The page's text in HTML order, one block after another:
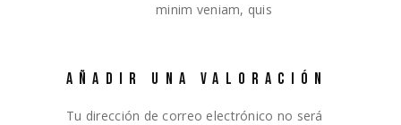
minim veniam, quis
AÑADIR UNA VALORACIÓN
Tu dirección de correo electrónico no será